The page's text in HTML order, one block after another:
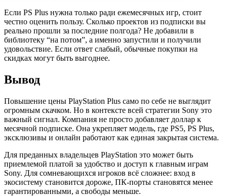
Если PS Plus нужна только ради ежемесячных игр, стоит
честно оценить пользу. Сколько проектов из подписки вы
реально прошли за последние полгода? Не добавили в
библиотеку “на потом”, а именно запустили и получили
удовольствие. Если ответ слабый, обычные покупки на
скидках могут быть выгоднее.
Вывод
Повышение цены PlayStation Plus само по себе не выглядит
огромным скачком. Но в контексте всей стратегии Sony это
важный сигнал. Компания не просто добавляет доллар к
месячной подписке. Она укрепляет модель, где PS5, PS Plus,
эксклюзивы и онлайн работают как единая закрытая система.
Для преданных владельцев PlayStation это может быть
приемлемой платой за удобство и доступ к главным играм
Sony. Для сомневающихся игроков всё сложнее: вход в
экосистему становится дороже, ПК-порты становятся менее
гарантированными, а свободы меньше.